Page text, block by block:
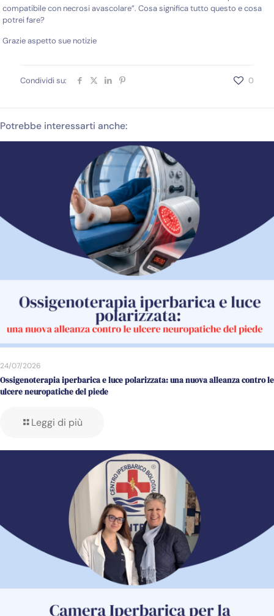
compatibile con necrosi avascolare”. Cosa significa tutto questo e cosa
potrei fare?
Grazie aspetto sue notizie
Condividi su: 0
Potrebbe interessarti anche:
24/07/2026
Ossigenoterapia iperbarica e luce polarizzata: una nuova alleanza contro le
ulcere neuropatiche del piede
Leggi di più